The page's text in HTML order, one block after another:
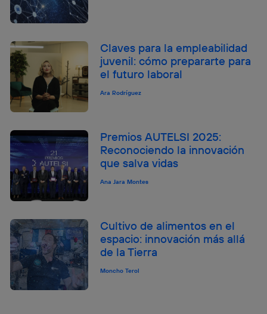
Claves para la empleabilidad
juvenil: cómo prepararte para
el futuro laboral
Ara Rodríguez
Premios AUTELSI 2025:
Reconociendo la innovación
que salva vidas
Ana Jara Montes
Cultivo de alimentos en el
espacio: innovación más allá
de la Tierra
Moncho Terol